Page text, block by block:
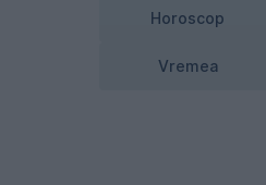
Horoscop
Vremea